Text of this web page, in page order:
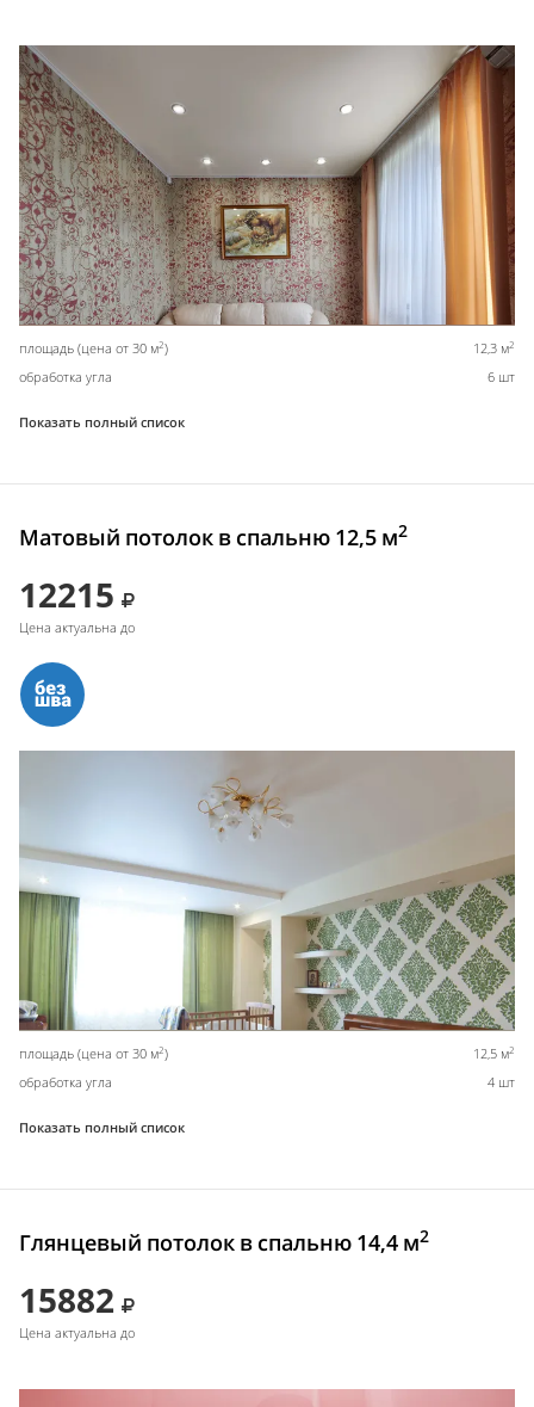
площадь (цена от 30 м2) 12,3 м2
обработка угла 6 шт
Показать полный список
Матовый потолок в спальню 12,5 м2
12215
Цена актуальна до
площадь (цена от 30 м2) 12,5 м2
обработка угла 4 шт
Показать полный список
Глянцевый потолок в спальню 14,4 м2
15882
Цена актуальна до